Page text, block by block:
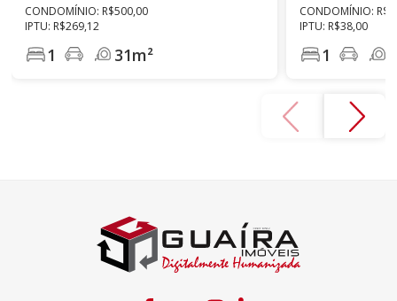
CONDOMÍNIO: R$500,00
IPTU: R$269,12
1 31m²
CONDOMÍNIO:
IPTU: R$38,00
1